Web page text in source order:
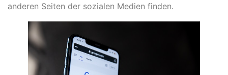
anderen Seiten der sozialen Medien finden.